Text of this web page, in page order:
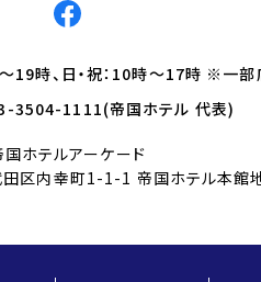
19時、日・祝：10時～17時 ※一部
3504-1111(帝国ホテル 代表)
国ホテルアーケード
区内幸町1-1-1 帝国ホテル本館